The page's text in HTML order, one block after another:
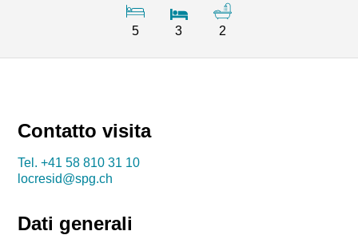
5 3 2
Contatto visita
Tel.+41 58 810 31 10
locresid@spg.ch
Dati generali